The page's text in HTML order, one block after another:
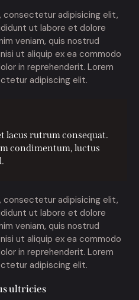
consectetur adipisicing elit,
ut labore et dolore
veniam, quis nostrud
ut aliquip ex ea commodo
in reprehenderit. Lorem
adipiscing elit.
lacus rutrum consequat.
condimentum, luctus
consectetur adipisicing elit,
ut labore et dolore
veniam, quis nostrud
ut aliquip ex ea commodo
in reprehenderit. Lorem
adipiscing elit.
ultricies